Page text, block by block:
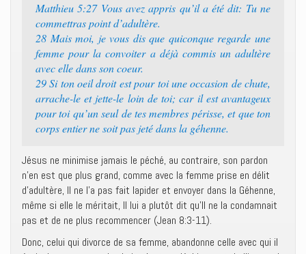
Matthieu 5:27 Vous avez appris qu’il a été dit: Tu ne
commettras point d’adultère.
28 Mais moi, je vous dis que quiconque regarde une
femme pour la convoiter a déjà commis un adultère
avec elle dans son coeur.
29 Si ton oeil droit est pour toi une occasion de chute,
arrache-le et jette-le loin de toi; car il est avantageux
pour toi qu’un seul de tes membres périsse, et que ton
corps entier ne soit pas jeté dans la géhenne.
Jésus ne minimise jamais le péché, au contraire, son pardon
n’en est que plus grand, comme avec la femme prise en délit
d’adultère, Il ne l’a pas fait lapider et envoyer dans la Géhenne,
même si elle le méritait, Il lui a plutôt dit qu’Il ne la condamnait
pas et de ne plus recommencer (Jean 8:3-11).
Donc, celui qui divorce de sa femme, abandonne celle avec qui il